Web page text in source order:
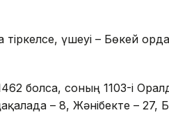
үшеуі – Бөкей
болса, соның 1103-і
– 8, Жәнібекте – 27,